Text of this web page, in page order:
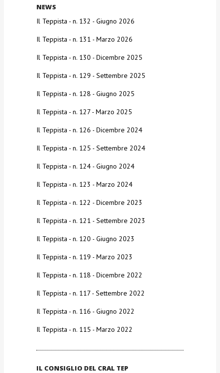
NEWS
Il Teppista - n. 132 - Giugno 2026
Il Teppista - n. 131 - Marzo 2026
Il Teppista - n. 130 - Dicembre 2025
Il Teppista - n. 129 - Settembre 2025
Il Teppista - n. 128 - Giugno 2025
Il Teppista - n. 127 - Marzo 2025
Il Teppista - n. 126 - Dicembre 2024
Il Teppista - n. 125 - Settembre 2024
Il Teppista - n. 124 - Giugno 2024
Il Teppista - n. 123 - Marzo 2024
Il Teppista - n. 122 - Dicembre 2023
Il Teppista - n. 121 - Settembre 2023
Il Teppista - n. 120 - Giugno 2023
Il Teppista - n. 119 - Marzo 2023
Il Teppista - n. 118 - Dicembre 2022
Il Teppista - n. 117 - Settembre 2022
Il Teppista - n. 116 - Giugno 2022
Il Teppista - n. 115 - Marzo 2022
IL CONSIGLIO DEL CRAL TEP